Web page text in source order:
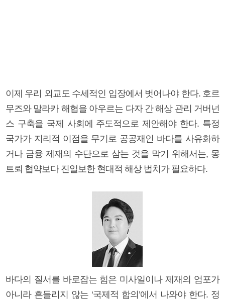
이제 우리 외교도 수세적인 입장에서 벗어나야 한다. 호르
무즈와 말라카 해협을 아우르는 다자 간 해상 관리 거버넌
스 구축을 국제 사회에 주도적으로 제안해야 한다. 특정
국가가 지리적 이점을 무기로 공공재인 바다를 사유화하
거나 금융 제재의 수단으로 삼는 것을 막기 위해서는, 몽
트뢰 협약보다 진일보한 현대적 해상 법치가 필요하다.
바다의 질서를 바로잡는 힘은 미사일이나 제재의 엄포가
아니라 흔들리지 않는 ‘국제적 합의’에서 나와야 한다. 정